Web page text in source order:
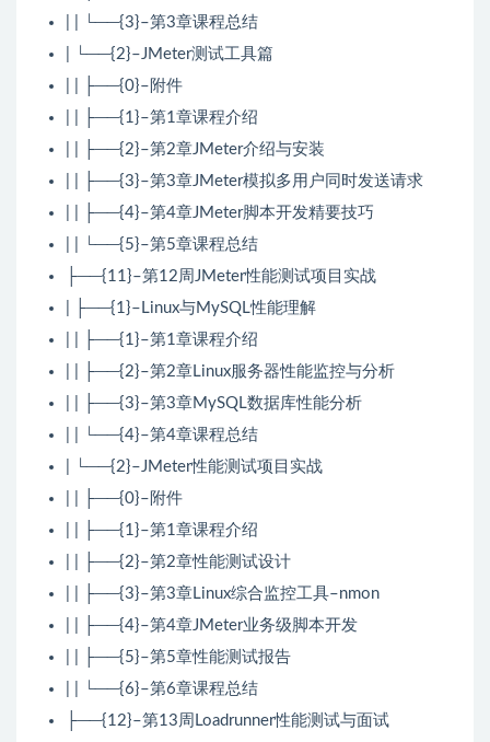
| | └──{3}–第3章课程总结
| └──{2}–JMeter测试工具篇
| | ├──{0}–附件
| | ├──{1}–第1章课程介绍
| | ├──{2}–第2章JMeter介绍与安装
| | ├──{3}–第3章JMeter模拟多用户同时发送请求
| | ├──{4}–第4章JMeter脚本开发精要技巧
| | └──{5}–第5章课程总结
├──{11}–第12周JMeter性能测试项目实战
| ├──{1}–Linux与MySQL性能理解
| | ├──{1}–第1章课程介绍
| | ├──{2}–第2章Linux服务器性能监控与分析
| | ├──{3}–第3章MySQL数据库性能分析
| | └──{4}–第4章课程总结
| └──{2}–JMeter性能测试项目实战
| | ├──{0}–附件
| | ├──{1}–第1章课程介绍
| | ├──{2}–第2章性能测试设计
| | ├──{3}–第3章Linux综合监控工具–nmon
| | ├──{4}–第4章JMeter业务级脚本开发
| | ├──{5}–第5章性能测试报告
| | └──{6}–第6章课程总结
├──{12}–第13周Loadrunner性能测试与面试